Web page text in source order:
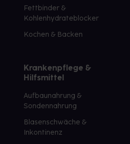
Fettbinder &
Kohlenhydrateblocker
Kochen & Backen
Krankenpflege &
Hilfsmittel
Aufbaunahrung &
Sondennahrung
Blasenschwäche &
Inkontinenz